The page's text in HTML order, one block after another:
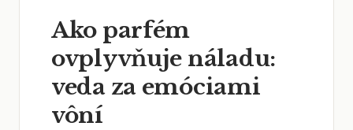
Ako parfém
ovplyvňuje náladu:
veda za emóciami
vôní